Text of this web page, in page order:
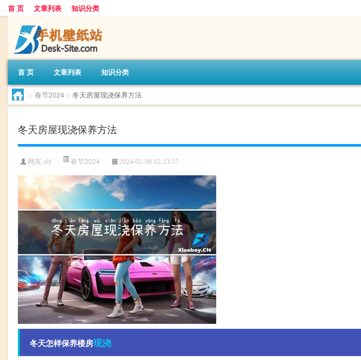
首 页 文章列表 知识分类
首 页 文章列表 知识分类
> 春节2024 > 冬天房屋现浇保养方法
冬天房屋现浇保养方法
网友:dtf 春节2024 2024-02-08 02:23:37
冬天怎样保养楼房现浇